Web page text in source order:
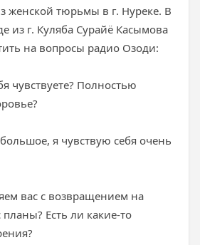
женской тюрьмы в г. Нуреке. В
из г. Куляба Сурайё Касымова
на вопросы радио Озоди:
чувствуете? Полностью
я чувствую себя очень
вас с возвращением на
планы? Есть ли какие-то